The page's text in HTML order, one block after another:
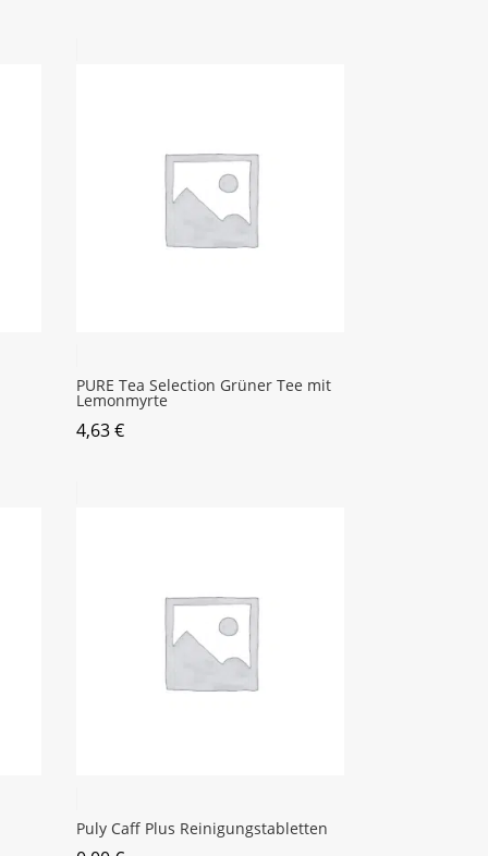
PURE Tea Selection Grüner Tee mit
Lemonmyrte
4,63€
Puly Caff Plus Reinigungstabletten